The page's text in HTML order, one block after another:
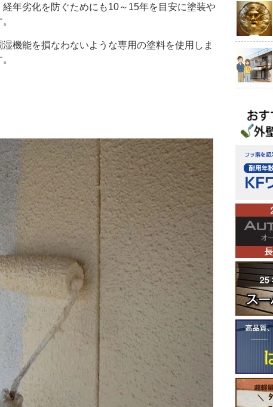
年劣化を防ぐためにも10～15年を目安に塗装や
機能を損なわないような専用の塗料を使用しま